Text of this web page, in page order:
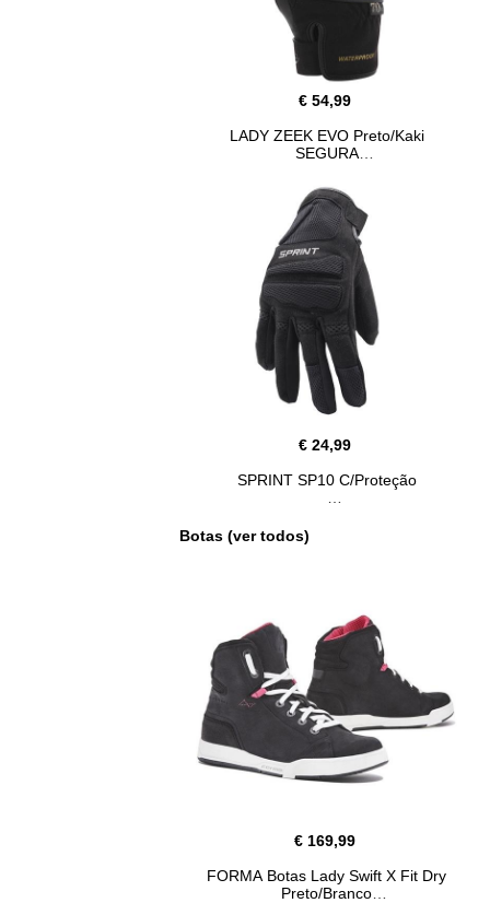
€ 54,99
LADY ZEEK EVO Preto/Kaki
SEGURA
€ 24,99
SPRINT SP10 C/Proteção
Botas (ver todos)
€ 169,99
FORMA Botas Lady Swift X Fit Dry
Preto/Branco